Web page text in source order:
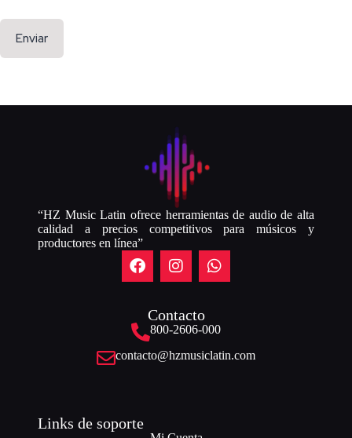
Enviar
“HZ Music Latin ofrece herramientas de audio de alta
calidad a precios competitivos para músicos y
productores en línea”
Contacto
800-2606-000
contacto@hzmusiclatin.com
Links de soporte